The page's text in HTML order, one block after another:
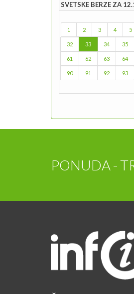
SVETSKE BERZE ZA
1 2 3 4 5
32 33 34 35
61 62 63 64
90 91 92 93
PONUDA -